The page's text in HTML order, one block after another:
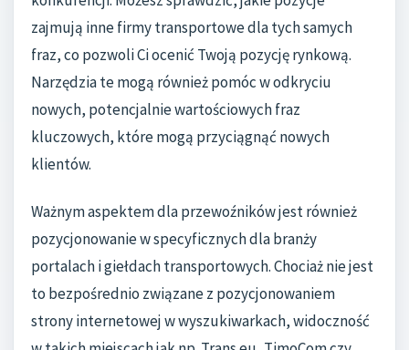
zajmują inne firmy transportowe dla tych samych
fraz, co pozwoli Ci ocenić Twoją pozycję rynkową.
Narzędzia te mogą również pomóc w odkryciu
nowych, potencjalnie wartościowych fraz
kluczowych, które mogą przyciągnąć nowych
klientów.
Ważnym aspektem dla przewoźników jest również
pozycjonowanie w specyficznych dla branży
portalach i giełdach transportowych. Chociaż nie jest
to bezpośrednio związane z pozycjonowaniem
strony internetowej w wyszukiwarkach, widoczność